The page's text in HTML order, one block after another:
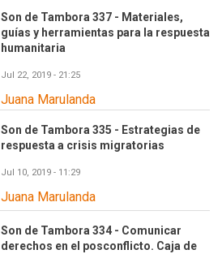
Son de Tambora 337 - Materiales,
guías y herramientas para la respuesta
humanitaria
Jul 22, 2019 - 21:25
Juana Marulanda
Son de Tambora 335 - Estrategias de
respuesta a crisis migratorias
Jul 10, 2019 - 11:29
Juana Marulanda
Son de Tambora 334 - Comunicar
derechos en el posconflicto. Caja de